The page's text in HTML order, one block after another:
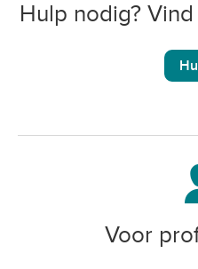
Hulp nodig?
Voor